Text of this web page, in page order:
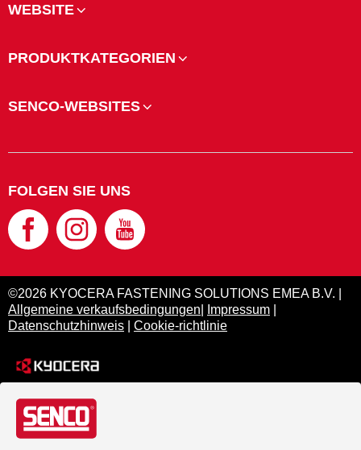
WEBSITE
PRODUKTKATEGORIEN
SENCO-WEBSITES
FOLGEN SIE UNS
©2026 KYOCERA FASTENING SOLUTIONS EMEA B.V. |
Allgemeine verkaufsbedingungen
Impressum
Datenschutzhinweis
Cookie-richtlinie